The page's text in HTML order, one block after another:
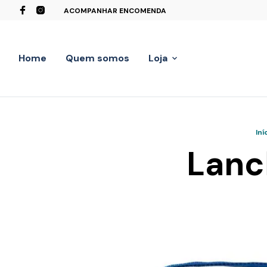
ACOMPANHAR ENCOMENDA
Home Quem somos Loja